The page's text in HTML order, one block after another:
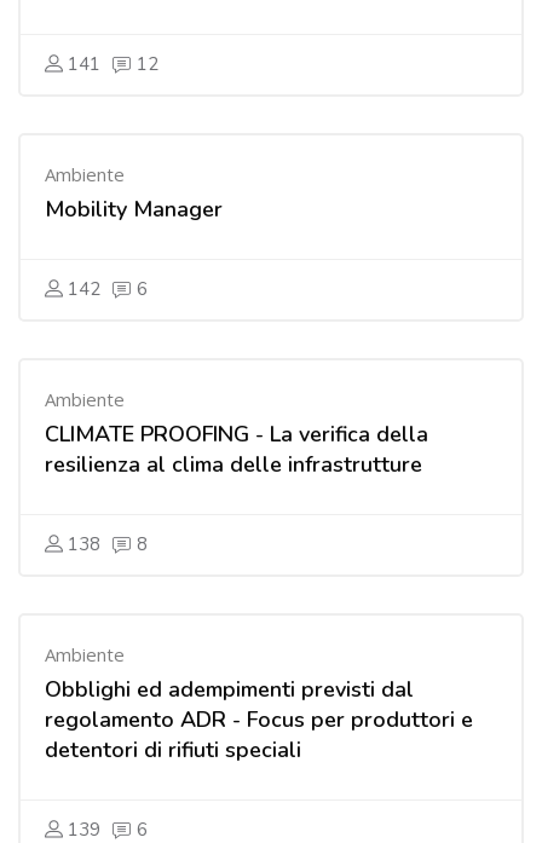
141 12
Ambiente
Mobility Manager
142 6
Ambiente
CLIMATE PROOFING - La verifica della
resilienza al clima delle infrastrutture
138 8
Ambiente
Obblighi ed adempimenti previsti dal
regolamento ADR - Focus per produttori e
detentori di rifiuti speciali
139 6